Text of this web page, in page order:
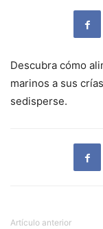
Descubra cómo
marinos a sus
sedisperse.
Artículo anterior